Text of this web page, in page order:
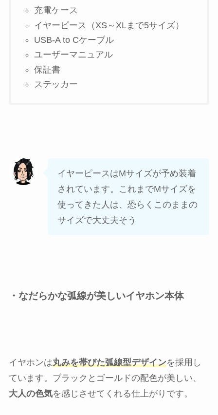
充電ケース
イヤーピース（XS～XLまで5サイズ）
USB-A to Cケーブル
ユーザーマニュアル
保証書
ステッカー
イヤーピースはMサイズが予め装着
されています。これまでMサイズを
使ってきた人は、恐らくこのままの
サイズで大丈夫そう
・なだらかな弧線が美しいイヤホン本体
イヤホンは丸みを帯びた弧線型デザインを採用し
ています。ブラックとゴールドの配色が美しい、
大人の色気を感じさせてくれる仕上がりです。